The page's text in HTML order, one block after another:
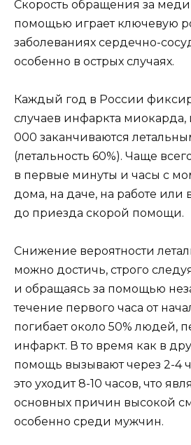
Скорость обращения за
помощью играет ключевую
заболеваниях сердечно-
особенно в острых случаях.
Каждый год в России
случаев инфаркта миокарда,
000 заканчиваются
(летальность 60%). Чаще
в первые минуты и часы с
дома, на даче, на работе или
до приезда скорой помощи.
Снижение вероятности
можно достичь, строго
и обращаясь за помощью
течение первого часа от
погибает около 50% людей,
инфаркт. В то время как в
помощь вызывают через 2-4
это уходит 8-10 часов, что
основных причин высокой
особенно среди мужчин.